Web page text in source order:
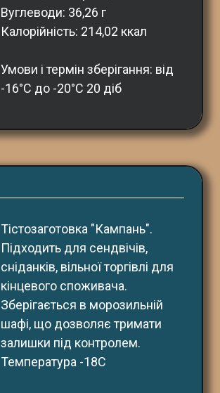
Вуглеводи: 36,26 г
Калорійність: 214,02 ккал
Умови і термін зберігання: від
-16°С до -20°С 20 діб
Тістозаготовка "Кампань".
Підходить для сендвічів,
сніданків, вільної торгівлі для
кінцевого споживача.
Зберігається в морозильній
шафі, що дозволяє тримати
залишки під контролем.
Температура -18С